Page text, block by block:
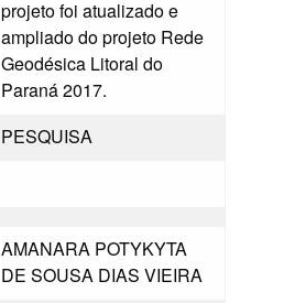
projeto foi atualizado e
ampliado do projeto Rede
Geodésica Litoral do
Paraná 2017.
PESQUISA
AMANARA POTYKYTA
DE SOUSA DIAS VIEIRA